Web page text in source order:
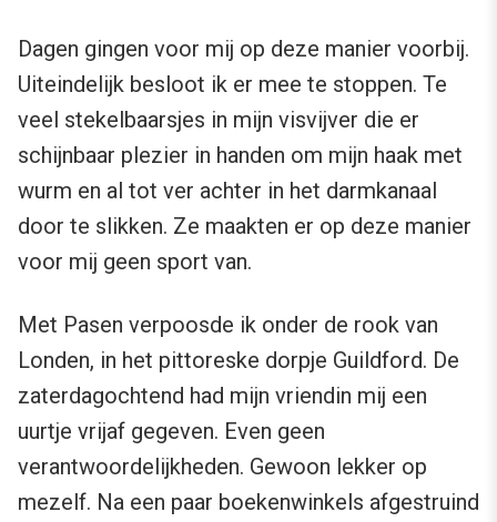
Dagen gingen voor mij op deze manier voorbij.
Uiteindelijk besloot ik er mee te stoppen. Te
veel stekelbaarsjes in mijn visvijver die er
schijnbaar plezier in handen om mijn haak met
wurm en al tot ver achter in het darmkanaal
door te slikken. Ze maakten er op deze manier
voor mij geen sport van.
Met Pasen verpoosde ik onder de rook van
Londen, in het pittoreske dorpje Guildford. De
zaterdagochtend had mijn vriendin mij een
uurtje vrijaf gegeven. Even geen
verantwoordelijkheden. Gewoon lekker op
mezelf. Na een paar boekenwinkels afgestruind